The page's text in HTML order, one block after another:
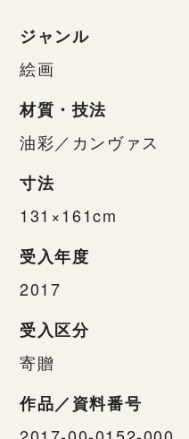
ジャンル
絵画
材質・技法
油彩／カンヴァス
寸法
131×161cm
受入年度
2017
受入区分
寄贈
作品／資料番号